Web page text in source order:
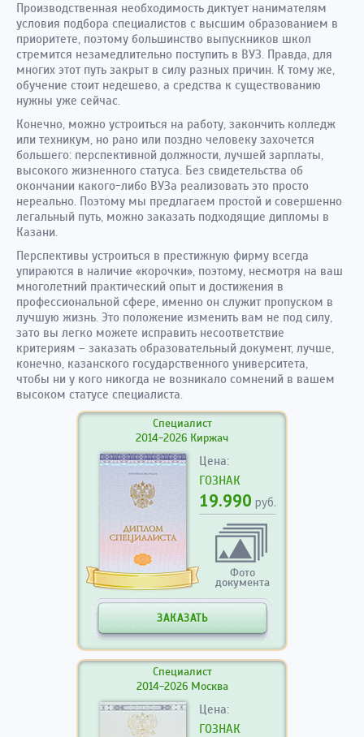
Производственная необходимость диктует нанимателям
условия подбора специалистов с высшим образованием в
приоритете, поэтому большинство выпускников школ
стремится незамедлительно поступить в ВУЗ. Правда, для
многих этот путь закрыт в силу разных причин. К тому же,
обучение стоит недешево, а средства к существованию
нужны уже сейчас.
Конечно, можно устроиться на работу, закончить колледж
или техникум, но рано или поздно человеку захочется
большего: перспективной должности, лучшей зарплаты,
высокого жизненного статуса. Без свидетельства об
окончании какого-либо ВУЗа реализовать это просто
нереально. Поэтому мы предлагаем простой и совершенно
легальный путь, можно заказать подходящие дипломы в
Казани.
Перспективы устроиться в престижную фирму всегда
упираются в наличие «корочки», поэтому, несмотря на ваш
многолетний практический опыт и достижения в
профессиональной сфере, именно он служит пропуском в
лучшую жизнь. Это положение изменить вам не под силу,
зато вы легко можете исправить несоответствие
критериям – заказать образовательный документ, лучше,
конечно, казанского государственного университета,
чтобы ни у кого никогда не возникало сомнений в вашем
высоком статусе специалиста.
Специалист
2014-2026 Киржач
Цена:
ГОЗНАК
19.990 руб.
Фото
документа
ЗАКАЗАТЬ
Специалист
2014-2026 Москва
Цена:
ГОЗНАК